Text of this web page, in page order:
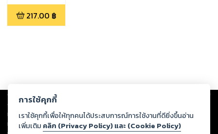
Publishing,Gina
Smith,Steve
Wozniak
217.00 ฿
Copyright © 2026
ต่อผลงานหรือเนื้อหาใดที่อัปโหลดผ่านเว็บไซต์และปรากฏว่าละเมิดสิทธิใน
ทรัพย์สินทางปัญญาของบุคคลอื่นหรือขัดต่อกฎหมายและศีลธรรม ดังนั้น ผู้อ่าน
ทุกท่านโปรดใช้วิจารณญาณในการกลั่นกรองด้วยตนเอง และหากท่านพบว่าส่วน
การใช้คุกกี้
เราใช้คุกกี้เพื่อให้ทุกคนได้ประสบการณ์การใช้งานที่ดียิ่งขึ้นอ่าน
เพิ่มเติม คลิก (Privacy Policy) และ (Cookie Policy)